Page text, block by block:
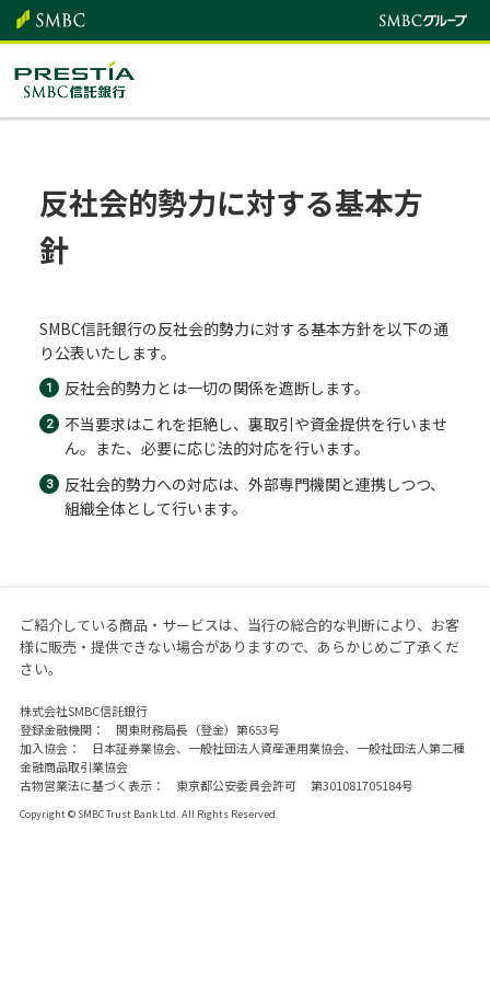
反社会的勢力に対する基本方
針
SMBC信託銀行の反社会的勢力に対する基本方針を以下の通
り公表いたします。
反社会的勢力とは一切の関係を遮断します。
不当要求はこれを拒絶し、裏取引や資金提供を行いませ
ん。また、必要に応じ法的対応を行います。
反社会的勢力への対応は、外部専門機関と連携しつつ、
組織全体として行います。
ご紹介している商品・サービスは、当行の総合的な判断により、お客
様に販売・提供できない場合がありますので、あらかじめご了承くだ
さい。
株式会社SMBC信託銀行
登録金融機関： 関東財務局長（登金）第653号
加入協会： 日本証券業協会、一般社団法人資産運用業協会、一般社団法人第二種
金融商品取引業協会
古物営業法に基づく表示： 東京都公安委員会許可 第301081705184号
Copyright © SMBC Trust Bank Ltd. All Rights Reserved.